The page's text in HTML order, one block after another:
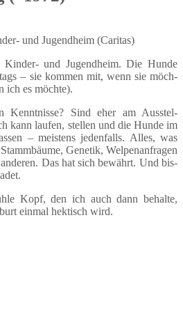
und Jugend­heim (Cari­tas)
und Jugend­heim. Die Hun­de
– sie kom­men mit, wenn sie möch­
ich es möchte).
Kennt­nis­se? Sind eher am Aus­stel­
kann lau­fen, stel­len und die Hun­de im
– meis­tens jeden­falls. Alles, was
Gene­tik, Wel­pen­an­fra­gen
Das hat sich bewährt. Und bis­
Kopf, den ich auch dann behal­te,
ein­mal hek­tisch wird.